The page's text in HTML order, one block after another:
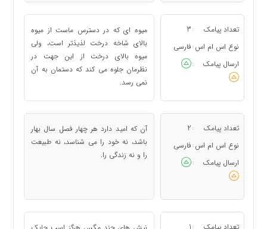
تعداد پیامک :
3
نوع اس ام اس : فارسی
ارسال پیامک
:
میوه ای که در دسترس ماست از میوه
بالای شاخه درخت لذیذتر است، ولی
میوه بالای درخت از این جهت در
نظرمان جلوه می کند که دستمان به آن
نمی رسد.
تعداد پیامک :
2
نوع اس ام اس : فارسی
ارسال پیامک
:
آن که امید دارد هر چهار فصل سال بهار
باشد، نه خود را می شناسد، نه طبیعت
را و نه زندگی را.
: